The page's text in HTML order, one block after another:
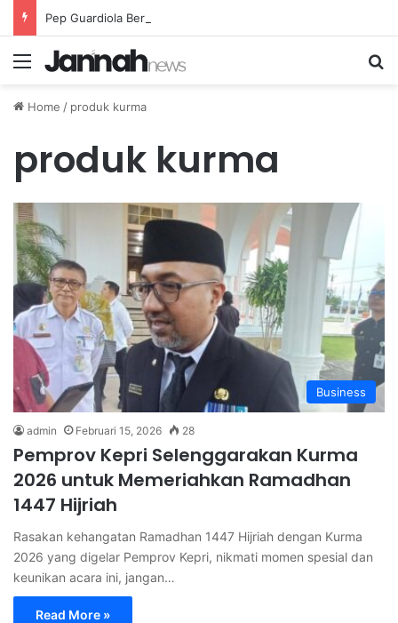
Menu
Home / produk kurma
produk kurma
Business
admin Februari 15, 2026 28
Pemprov Kepri Selenggarakan Kurma
2026 untuk Memeriahkan Ramadhan
1447 Hijriah
Rasakan kehangatan Ramadhan 1447 Hijriah dengan Kurma
2026 yang digelar Pemprov Kepri, nikmati momen spesial dan
keunikan acara ini, jangan…
Read More »